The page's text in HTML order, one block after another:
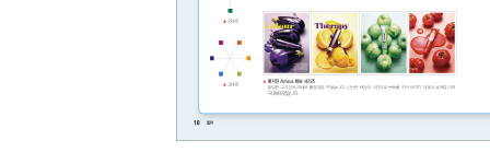
32 사선 그리드를 이용한 디자인
33 사진 배치로 완성도를 높인 디자인
Part 3 타이포그래피